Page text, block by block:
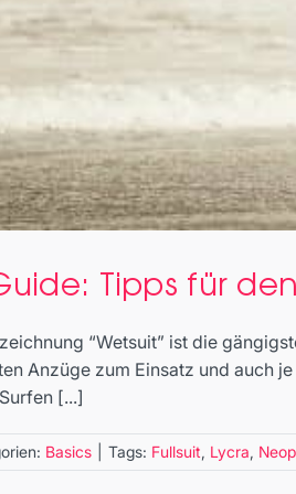
Tipps für
“Wetsuit” ist die
Anzüge zum Einsatz und auch
[...]
Basics Tags: Fullsuit, Lycra,